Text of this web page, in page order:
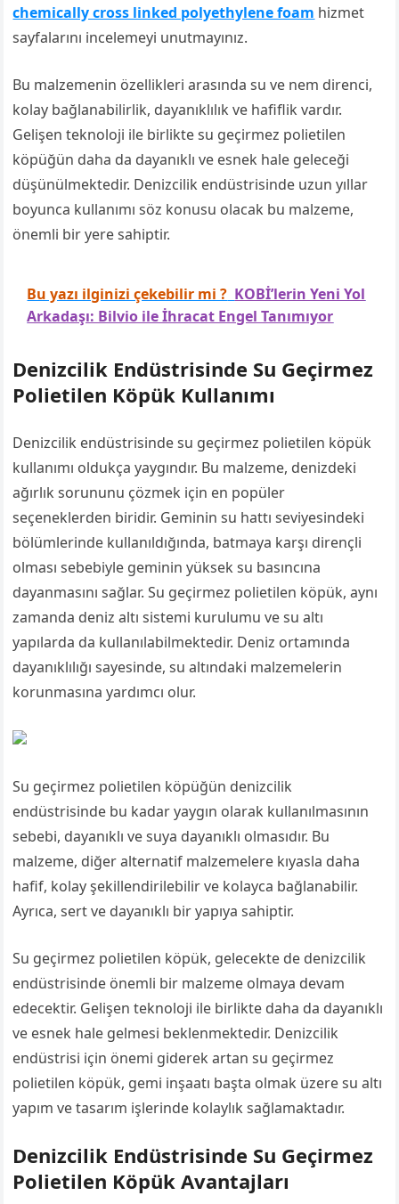
chemically cross linked polyethylene foam hizmet
sayfalarını incelemeyi unutmayınız.
Bu malzemenin özellikleri arasında su ve nem direnci,
kolay bağlanabilirlik, dayanıklılık ve hafiflik vardır.
Gelişen teknoloji ile birlikte su geçirmez polietilen
köpüğün daha da dayanıklı ve esnek hale geleceği
düşünülmektedir. Denizcilik endüstrisinde uzun yıllar
boyunca kullanımı söz konusu olacak bu malzeme,
önemli bir yere sahiptir.
Bu yazı ilginizi çekebilir mi ? KOBİ’lerin Yeni Yol
Arkadaşı: Bilvio ile İhracat Engel Tanımıyor
Denizcilik Endüstrisinde Su Geçirmez
Polietilen Köpük Kullanımı
Denizcilik endüstrisinde su geçirmez polietilen köpük
kullanımı oldukça yaygındır. Bu malzeme, denizdeki
ağırlık sorununu çözmek için en popüler
seçeneklerden biridir. Geminin su hattı seviyesindeki
bölümlerinde kullanıldığında, batmaya karşı dirençli
olması sebebiyle geminin yüksek su basıncına
dayanmasını sağlar. Su geçirmez polietilen köpük, aynı
zamanda deniz altı sistemi kurulumu ve su altı
yapılarda da kullanılabilmektedir. Deniz ortamında
dayanıklılığı sayesinde, su altındaki malzemelerin
korunmasına yardımcı olur.
Su geçirmez polietilen köpüğün denizcilik
endüstrisinde bu kadar yaygın olarak kullanılmasının
sebebi, dayanıklı ve suya dayanıklı olmasıdır. Bu
malzeme, diğer alternatif malzemelere kıyasla daha
hafif, kolay şekillendirilebilir ve kolayca bağlanabilir.
Ayrıca, sert ve dayanıklı bir yapıya sahiptir.
Su geçirmez polietilen köpük, gelecekte de denizcilik
endüstrisinde önemli bir malzeme olmaya devam
edecektir. Gelişen teknoloji ile birlikte daha da dayanıklı
ve esnek hale gelmesi beklenmektedir. Denizcilik
endüstrisi için önemi giderek artan su geçirmez
polietilen köpük, gemi inşaatı başta olmak üzere su altı
yapım ve tasarım işlerinde kolaylık sağlamaktadır.
Denizcilik Endüstrisinde Su Geçirmez
Polietilen Köpük Avantajları